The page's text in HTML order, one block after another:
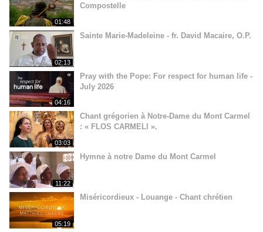
01:48
Compostelle
02:13
Sainte Marie-Madeleine - fr. David Macaire, O.P.
04:16
Pray with the Pope: For respect for human life -
July 2026
03:03
Chant grégorien à Notre-Dame du Mont Carmel
: « FLOS CARMELI ».
11:22
Hymne à notre Dame du Mont Carmel
05:19
Miséricordieux - Louange - Chant chrétien